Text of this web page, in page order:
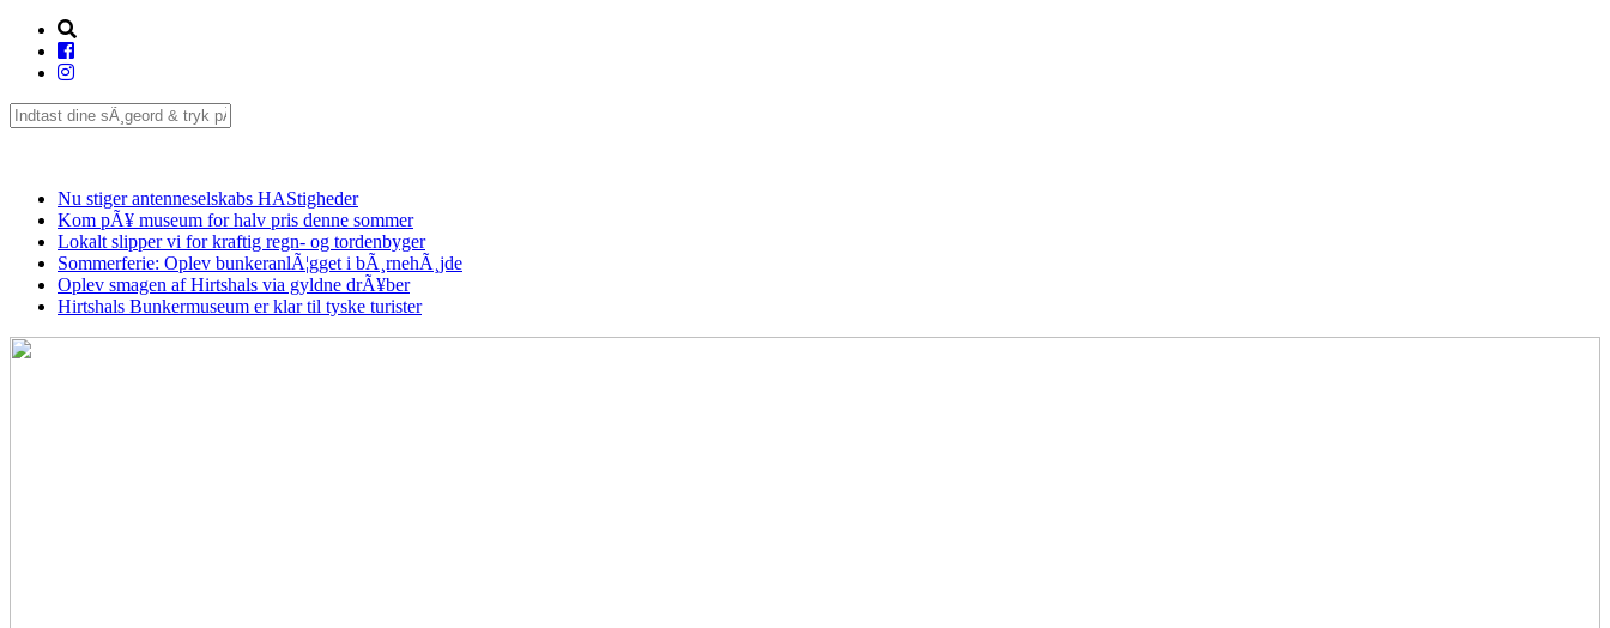
Nu stiger antenneselskabs HAStigheder
Kom pÃ¥ museum for halv pris denne sommer
Lokalt slipper vi for kraftig regn- og tordenbyger
Sommerferie: Oplev bunkeranlÃ¦gget i bÃ¸rnehÃ¸jde
Oplev smagen af Hirtshals via gyldne drÃ¥ber
Hirtshals Bunkermuseum er klar til tyske turister